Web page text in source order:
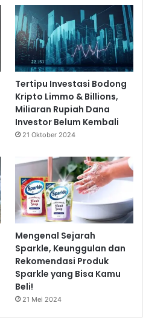
Tertipu Investasi Bodong
Kripto Limmo & Billions,
Miliaran Rupiah Dana
Investor Belum Kembali
21 Oktober 2024
Mengenal Sejarah
Sparkle, Keunggulan dan
Rekomendasi Produk
Sparkle yang Bisa Kamu
Beli!
21 Mei 2024